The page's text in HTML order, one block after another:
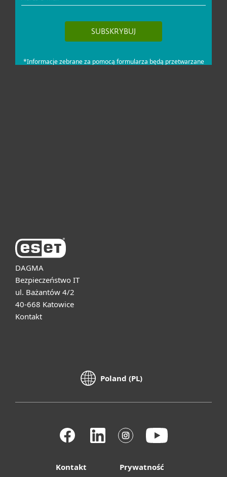
DAGMA
Bezpieczeństwo IT
ul. Bażantów 4/2
40-668 Katowice
Kontakt
Poland (PL)
Kontakt Prywatność